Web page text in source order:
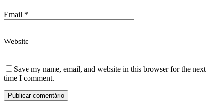
Email *
Website
Save my name, email, and website in this browser for the next
time I comment.